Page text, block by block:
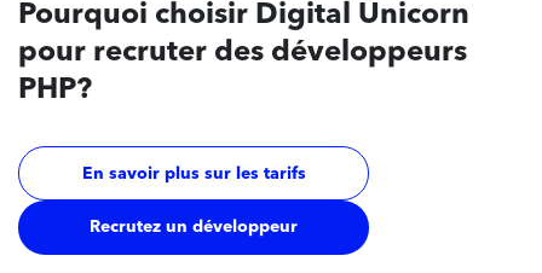
Pourquoi choisir Digital Unicorn
pour recruter des développeurs
PHP?
En savoir plus sur les tarifs
Recrutez un développeur